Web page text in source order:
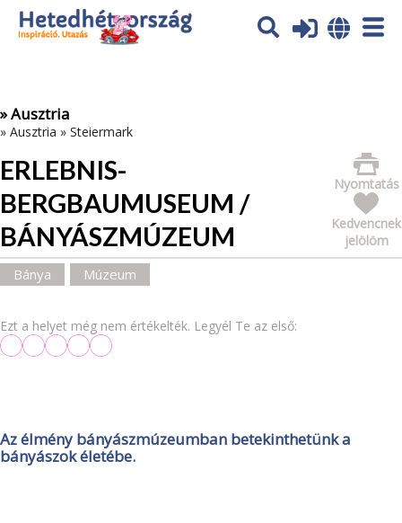
Az oldal sütiket (cookies) használ. További tájékoztatás itt:
Adatvédelmi tájékoztató
» Ausztria
» Ausztria » Steiermark
ERLEBNIS-
BERGBAUMUSEUM /
BÁNYÁSZMÚZEUM
Nyomtatás
Kedvencnek
jelölöm
Bánya Múzeum
Ezt a helyet még nem értékelték. Legyél Te az első:
Az élmény bányászmúzeumban betekinthetünk a
bányászok életébe.